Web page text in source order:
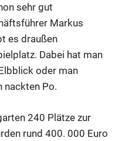
sehr gut
Markus
es draußen
Dabei hat man
oder man
nackten Po.
240 Plätze zur
rund 400. 000 Euro